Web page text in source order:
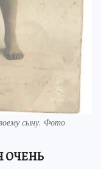
сыну. Фото
ОЧЕНЬ